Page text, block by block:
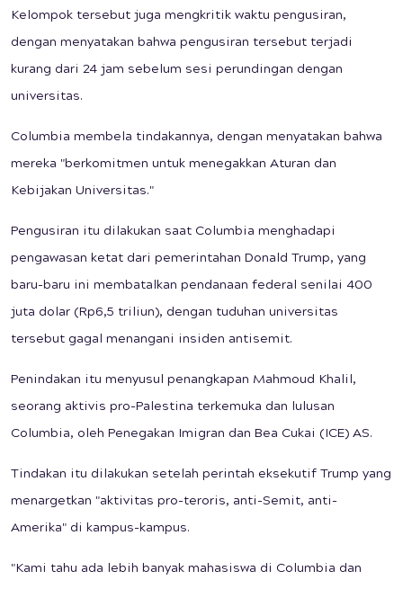
Kelompok tersebut juga mengkritik waktu pengusiran,
dengan menyatakan bahwa pengusiran tersebut terjadi
kurang dari 24 jam sebelum sesi perundingan dengan
universitas.
Columbia membela tindakannya, dengan menyatakan bahwa
mereka "berkomitmen untuk menegakkan Aturan dan
Kebijakan Universitas."
Pengusiran itu dilakukan saat Columbia menghadapi
pengawasan ketat dari pemerintahan Donald Trump, yang
baru-baru ini membatalkan pendanaan federal senilai 400
juta dolar (Rp6,5 triliun), dengan tuduhan universitas
tersebut gagal menangani insiden antisemit.
Penindakan itu menyusul penangkapan Mahmoud Khalil,
seorang aktivis pro-Palestina terkemuka dan lulusan
Columbia, oleh Penegakan Imigran dan Bea Cukai (ICE) AS.
Tindakan itu dilakukan setelah perintah eksekutif Trump yang
menargetkan "aktivitas pro-teroris, anti-Semit, anti-
Amerika" di kampus-kampus.
"Kami tahu ada lebih banyak mahasiswa di Columbia dan